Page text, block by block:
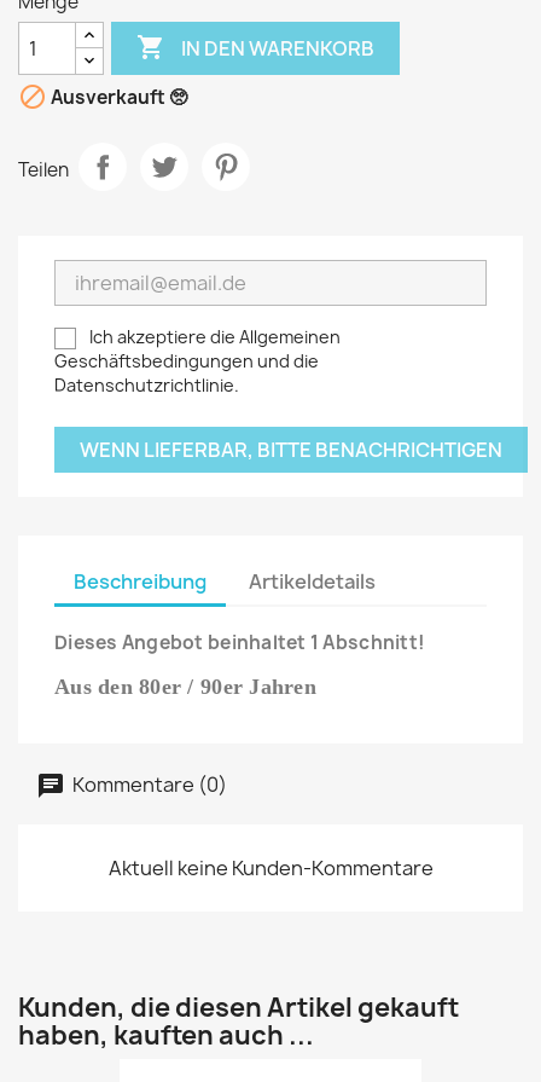
 IN DEN WARENKORB
 Ausverkauft 🥺
Teilen
Ich akzeptiere die Allgemeinen
Geschäftsbedingungen und die
Datenschutzrichtlinie.
WENN LIEFERBAR, BITTE BENACHRICHTIGEN
Beschreibung Artikeldetails
Dieses Angebot beinhaltet 1 Abschnitt!
Aus den 80er / 90er Jahren
Kommentare (0)
Aktuell keine Kunden-Kommentare
Kunden, die diesen Artikel gekauft
haben, kauften auch ...